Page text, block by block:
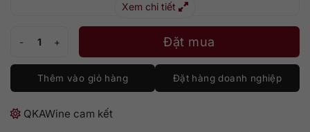
Xem chi tiết
San Marzano 62 Anniversario Primitivo di Manduria Riserva số lượng
Đặt mua
Thêm vào giỏ hàng Đặt hàng doanh nghiệp
QKAWine cam kết